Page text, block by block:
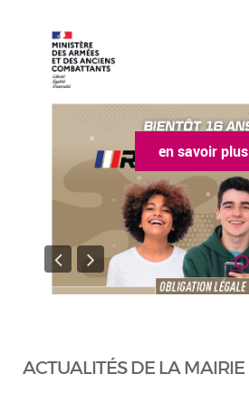
en savoir plus
ACTUALITÉS DE LA MAIRIE